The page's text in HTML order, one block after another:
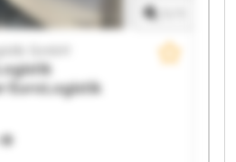
GmbH
EuroLogistik